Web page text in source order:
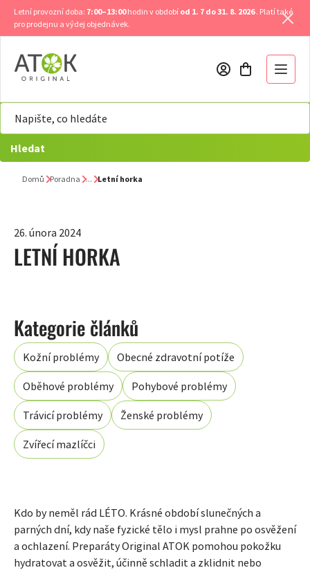
Přejít
obsah
Letní provozní doba: 7:00–13:00hodin v období od 1. 7 do 31. 8. 2026. Platí také
pro prodejnu a výdej objednávek.
Hledat
Domů Poradna Letní horka
26. února 2024
LETNÍ HORKA
Kdo by neměl rád LÉTO. Krásné období slunečných a
parných dní, kdy naše fyzické tělo i mysl prahne po osvěžení
a ochlazení. Preparáty Original ATOK pomohou pokožku
hydratovat a osvěžit, účinně schladit a zklidnit nebo
Kožní problémy Obecné zdravotní potíže
Oběhové problémy Pohybové problémy
Trávicí problémy Ženské problémy
Zvířecí mazlíčci